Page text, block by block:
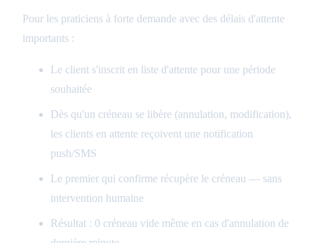
Pour les praticiens à forte demande avec des délais d'attente
importants :
Le client s'inscrit en liste d'attente pour une période
souhaitée
Dès qu'un créneau se libère (annulation, modification),
les clients en attente reçoivent une notification
push/SMS
Le premier qui confirme récupère le créneau — sans
intervention humaine
Résultat : 0 créneau vide même en cas d'annulation de